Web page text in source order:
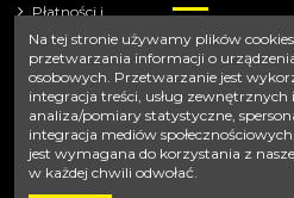
Płatności i
dostawa
Polityka
prywatności
Strona główna
Nowe
produkty
Na tej stronie używamy plików
przetwarzania informacji o
osobowych. Przetwarzanie jest
integracja treści, usług
analiza/pomiary statystyczne,
integracja mediów
jest wymagana do korzystania z
w każdej chwili odwołać.